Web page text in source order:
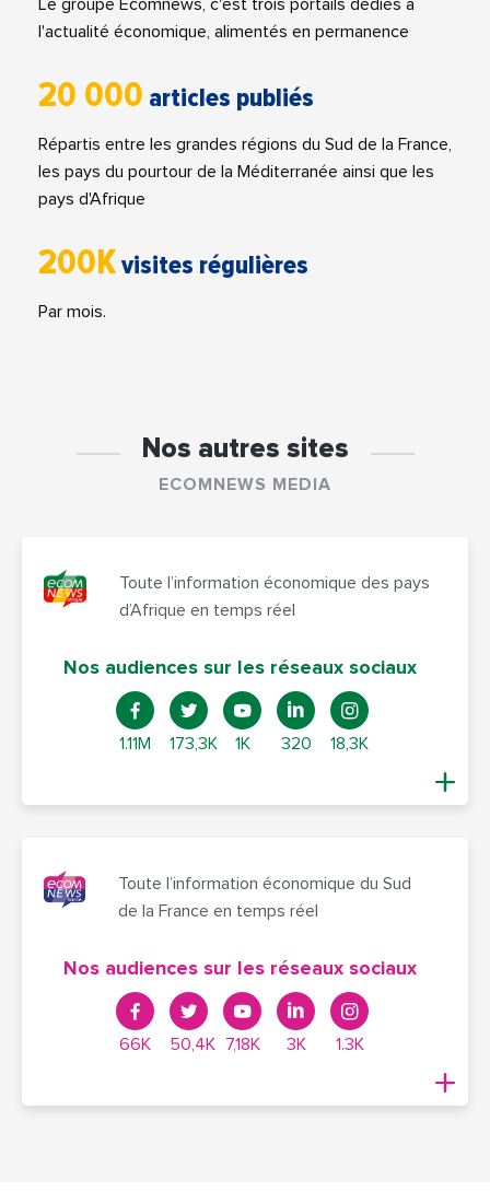
Le groupe Ecomnews, c'est trois portails dédiés à
l'actualité économique, alimentés en permanence
20 000 articles publiés
Répartis entre les grandes régions du Sud de la France,
les pays du pourtour de la Méditerranée ainsi que les
pays d'Afrique
200Kvisites régulières
Par mois.
Nos autres sites
ECOMNEWS MEDIA
Toute l’information économique des pays
d’Afrique en temps réel
Nos audiences sur les réseaux sociaux
1.11M 173,3K 1K 320 18,3K
Toute l’information économique du Sud
de la France en temps réel
Nos audiences sur les réseaux sociaux
66K 50,4K 7,18K 3K 1.3K